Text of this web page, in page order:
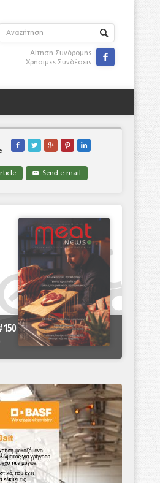
Αίτηση Συνδρομής
Χρήσιμες Συνδέσεις

    
✉ Send e-mail